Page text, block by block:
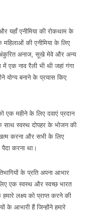
यहाँ एनीमिया की रोकथाम के
की एनीमिया के लिए
अंकुरित अनाज, सूखे मेवे और अन्य
एक नाव रैली भी थी जहां गंगा
योग्य बनाने के प्रयास किए
एक महीने के लिए दवाएं प्रदान
साथ स्वस्थ दोपहर के भोजन की
खत्म करना और सभी के लिए
करना था।
के प्रति अपना आभार
एक स्वस्थ और स्वच्छ भारत
लक्ष्य को प्राप्त करने की
के आभारी हैं जिन्होंने हमारे